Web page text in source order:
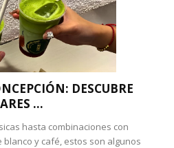
DESCUBRE
...
hasta combinaciones con
y café, estos son algunos